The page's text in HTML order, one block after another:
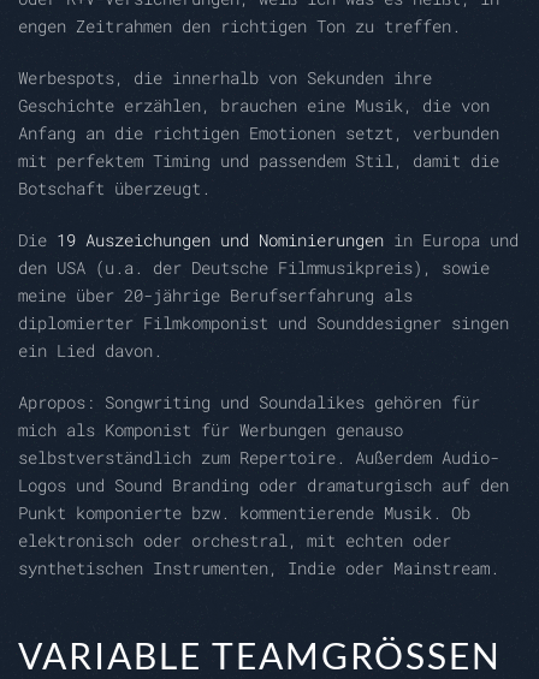
engen Zeitrahmen den richtigen Ton zu treffen.
Werbespots, die innerhalb von Sekunden ihre
Geschichte erzählen, brauchen eine Musik, die von
Anfang an die richtigen Emotionen setzt, verbunden
mit perfektem Timing und passendem Stil, damit die
Botschaft überzeugt.
Die 19 Auszeichungen und Nominierungen in Europa und
den USA (u.a. der Deutsche Filmmusikpreis), sowie
meine über 20-jährige Berufserfahrung als
diplomierter Filmkomponist und Sounddesigner singen
ein Lied davon.
Apropos: Songwriting und Soundalikes gehören für
mich als Komponist für Werbungen genauso
selbstverständlich zum Repertoire. Außerdem Audio-
Logos und Sound Branding oder dramaturgisch auf den
Punkt komponierte bzw. kommentierende Musik. Ob
elektronisch oder orchestral, mit echten oder
synthetischen Instrumenten, Indie oder Mainstream.
VARIABLE TEAMGRÖSSEN U